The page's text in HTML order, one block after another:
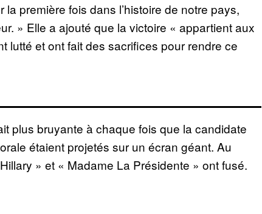
première fois dans l’histoire de notre pays,
» Elle a ajouté que la victoire « appartient aux
lutté et ont fait des sacrifices pour rendre ce
plus bruyante à chaque fois que la candidate
étaient projetés sur un écran géant. Au
» et « Madame La Présidente » ont fusé.